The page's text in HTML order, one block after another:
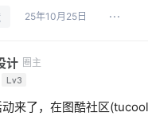
25年10月25日
计 圈主
Lv3
动来了，在图酷社区